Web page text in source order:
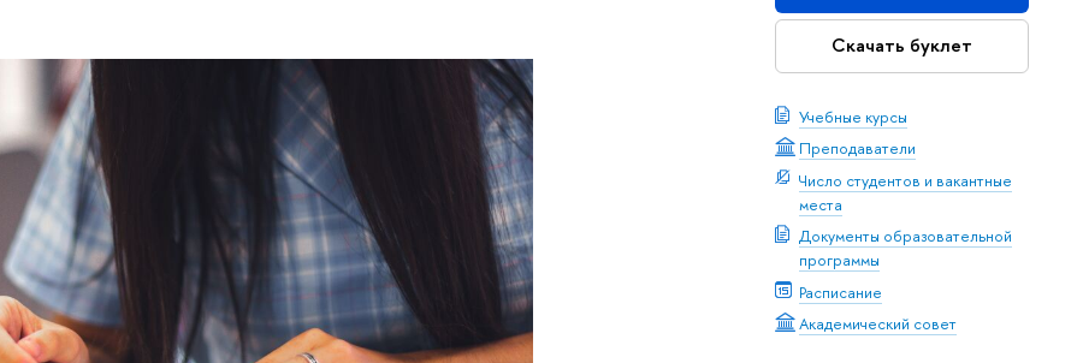
Скачать буклет
Учебные курсы
Преподаватели
Число студентов и вакантные
места
Документы образовательной
программы
Расписание
Академический совет